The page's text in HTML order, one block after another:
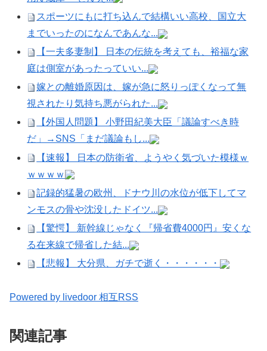
スポーツにもに打ち込んで結構いい高校、国立大
までいったのになんであんな...
【一夫多妻制】 日本の伝統を考えても、裕福な家
庭は側室があったっていい...
嫁との離婚原因は、嫁が急に怒りっぽくなって無
視されたり気持ち悪がられた...
【外国人問題】 小野田紀美大臣「議論すべき時
だ」→SNS「まだ議論もし...
【速報】 日本の防衛省、ようやく気づいた模様ｗ
ｗｗｗｗ
記録的猛暑の欧州、ドナウ川の水位が低下してマ
ンモスの骨や沈没したドイツ...
【驚愕】 新幹線じゃなく『帰省費4000円』安くな
る在来線で帰省した結...
【悲報】 大分県、ガチで逝く・・・・・・
Powered by livedoor 相互RSS
関連記事